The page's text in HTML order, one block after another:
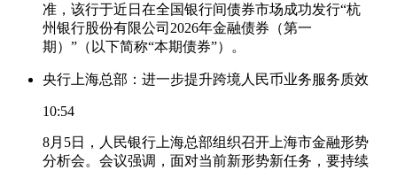
准，该行于近日在全国银行间债券市场成功发行“杭
州银行股份有限公司2026年金融债券（第一
期）”（以下简称“本期债券”）。
央行上海总部：进一步提升跨境人民币业务服务质效
10:54
8月5日，人民银行上海总部组织召开上海市金融形势
分析会。会议强调，面对当前新形势新任务，要持续